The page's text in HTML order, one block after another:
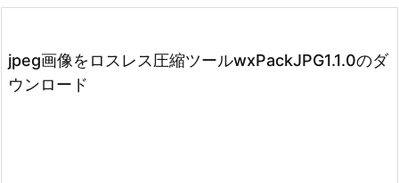
検索
jpeg画像をロスレス圧縮ツールwxPackJPG1.1.0のダ
ウンロード